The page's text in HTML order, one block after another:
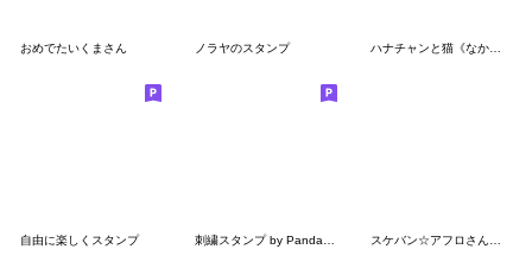
おめでたいくまさん ノラヤのスタンプ ハナチャンと猫《なかよし秋敬語》
自由に楽しくスタンプ